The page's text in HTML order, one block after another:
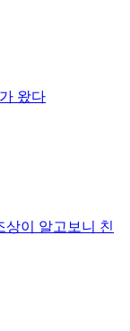
왔다
상이 알고보니 친